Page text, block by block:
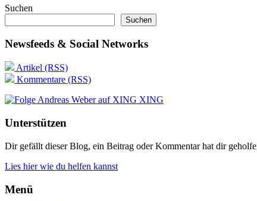
Suchen
Suchen
Newsfeeds & Social Networks
Artikel (RSS)
Kommentare (RSS)
XING
Unterstützen
Dir gefällt dieser Blog, ein Beitrag oder Kommentar hat dir
Lies hier wie du helfen kannst
Menü